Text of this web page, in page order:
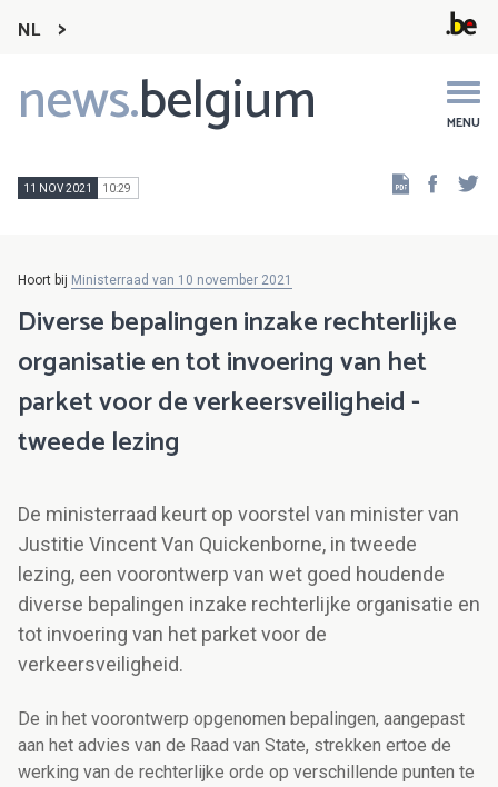
NL
news.belgium MENU
Main
navigation
11 NOV 2021 10:29
Hoort bij Ministerraad van 10 november 2021
Diverse bepalingen inzake rechterlijke
organisatie en tot invoering van het
parket voor de verkeersveiligheid -
tweede lezing
De ministerraad keurt op voorstel van minister van
Justitie Vincent Van Quickenborne, in tweede
lezing, een voorontwerp van wet goed houdende
diverse bepalingen inzake rechterlijke organisatie en
tot invoering van het parket voor de
verkeersveiligheid.
De in het voorontwerp opgenomen bepalingen, aangepast
aan het advies van de Raad van State, strekken ertoe de
werking van de rechterlijke orde op verschillende punten te